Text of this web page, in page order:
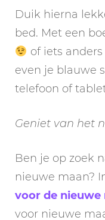
Duik hierna
bed. Met een
of iets
even je blauwe
telefoon of
Geniet van het
Ben je op zoek
nieuwe maan?
voor de nieuwe
voor nieuwe